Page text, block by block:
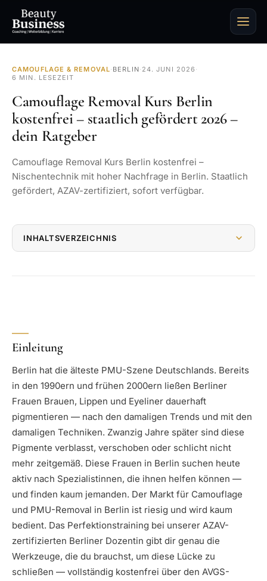
CAMOUFLAGE & REMOVAL· BERLIN· 24. JUNI 2026 ·
6 MIN. LESEZEIT
Camouflage Removal Kurs Berlin
kostenfrei – staatlich gefördert 2026 –
dein Ratgeber
Camouflage Removal Kurs Berlin kostenfrei –
Nischentechnik mit hoher Nachfrage in Berlin. Staatlich
gefördert, AZAV-zertifiziert, sofort verfügbar.
INHALTSVERZEICHNIS
Einleitung
Berlin hat die älteste PMU-Szene Deutschlands. Bereits
in den 1990ern und frühen 2000ern ließen Berliner
Frauen Brauen, Lippen und Eyeliner dauerhaft
pigmentieren — nach den damaligen Trends und mit den
damaligen Techniken. Zwanzig Jahre später sind diese
Pigmente verblasst, verschoben oder schlicht nicht
mehr zeitgemäß. Diese Frauen in Berlin suchen heute
aktiv nach Spezialistinnen, die ihnen helfen können —
und finden kaum jemanden. Der Markt für Camouflage
und PMU-Removal in Berlin ist riesig und wird kaum
bedient. Das Perfektionstraining bei unserer AZAV-
zertifizierten Berliner Dozentin gibt dir genau die
Werkzeuge, die du brauchst, um diese Lücke zu
schließen — vollständig kostenfrei über den AVGS-